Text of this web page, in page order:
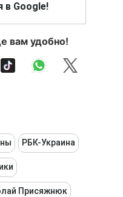
в Google!
вам удобно!
РБК-Украина
Присяжнюк